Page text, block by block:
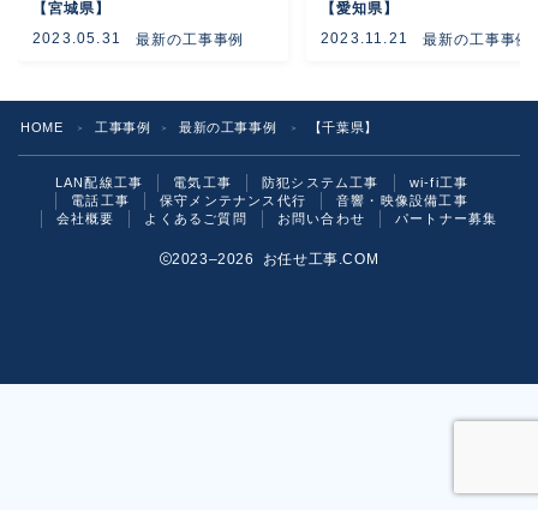
よくあるご質問
【宮城県】
2023.05.31 最新の工事事例
【愛知県】
2023.11.21 最新の工事事例
HOME ＞ 工事事例 ＞ 最新の工事事例 ＞ 【千葉県】
LAN配線工事 電気工事 防犯システム工事
wi-fi工事
電話工事
保守メンテナンス代行
音響・映像設備工事
会社概要
よくあるご質問 お問い合わせ パートナー募集
2023–2026 お任せ工事.COM